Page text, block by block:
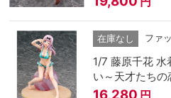
在庫なし ファ
1/7 藤原千花 水
い～天才たちの
16,280 円